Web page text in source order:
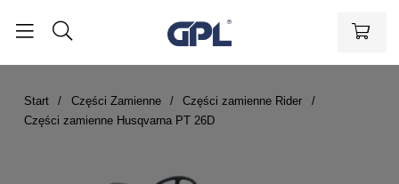
Start Części Zamienne
Części zamienne Rider
Części zamienne Husqvarna PT 26D